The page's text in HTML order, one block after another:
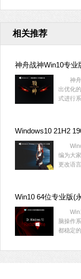
相关推荐
神舟战神Win10专业
神舟
出优化
式进行
Windows10 21H2
编为大
更改语
Win10 64位专业版(
Win10
脑操作
都稳定